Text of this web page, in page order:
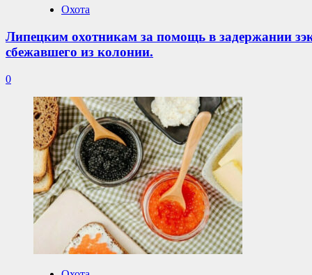
Охота
Липецким охотникам за помощь в задержании
сбежавшего из колонии.
0